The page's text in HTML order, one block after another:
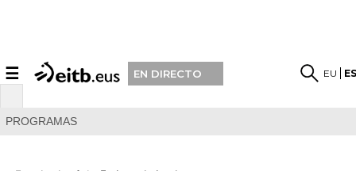
☰ EN DIRECTO EU
PROGRAMAS